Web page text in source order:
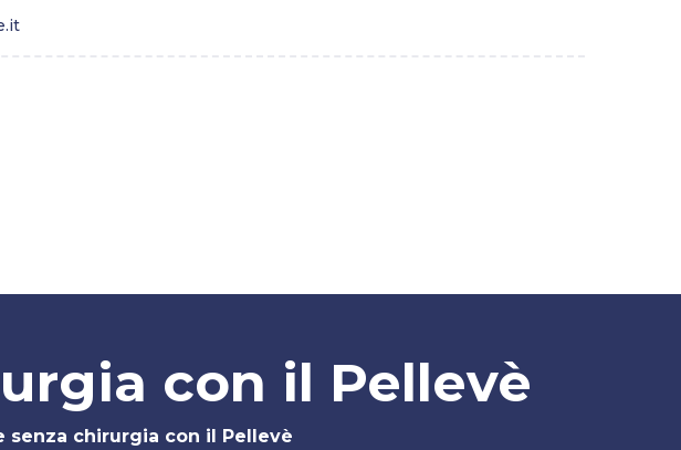
con il Pellevè
senza chirurgia con il Pellevè